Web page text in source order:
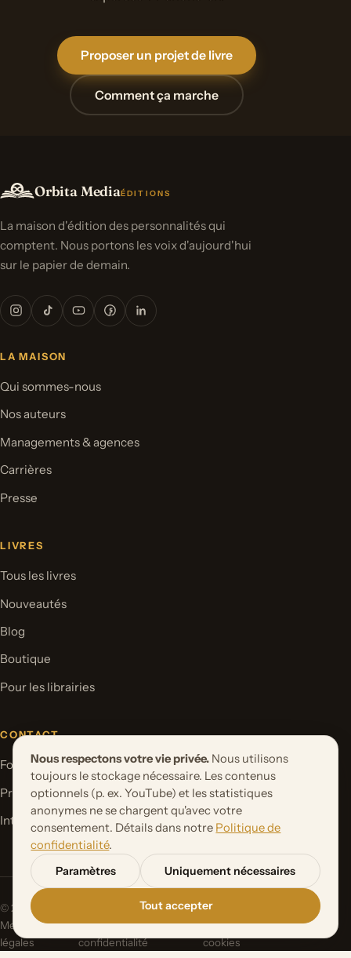
Proposer un projet de livre
Comment ça marche
Orbita MediaÉDITIONS
La maison d'édition des personnalités qui
comptent. Nous portons les voix d'aujourd'hui
sur le papier de demain.
LA MAISON
Qui sommes-nous
Nos auteurs
Managements & agences
Carrières
Presse
LIVRES
Tous les livres
Nouveautés
Blog
Boutique
Pour les librairies
CONTACT
Formulaire de contact
Proposer un projet de livre
International Rights
© 2026 Orbita Media GmbH. Tous droits réservés.
Mentions
légales
Politique de
confidentialité
Paramètres des
cookies
Nous respectons votre vie privée. Nous utilisons
toujours le stockage nécessaire. Les contenus
optionnels (p. ex. YouTube) et les statistiques
anonymes ne se chargent qu'avec votre
consentement. Détails dans notre Politique de
confidentialité.
Paramètres
Uniquement nécessaires
Tout accepter